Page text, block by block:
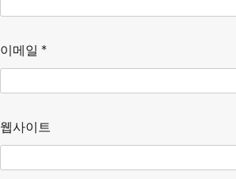
이메일 *
웹사이트